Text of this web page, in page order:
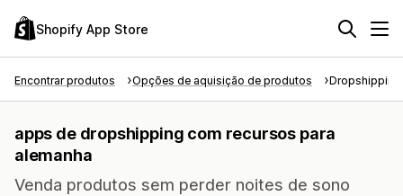
Shopify App Store
Encontrar produtos Opções de aquisição de produtos Dropshipping
apps de dropshipping com recursos para
alemanha
Venda produtos sem perder noites de sono